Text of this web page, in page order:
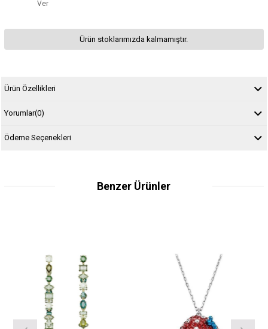
Ver
Ürün stoklarımızda kalmamıştır.
Ürün Özellikleri
Yorumlar(0)
Ödeme Seçenekleri
Benzer Ürünler